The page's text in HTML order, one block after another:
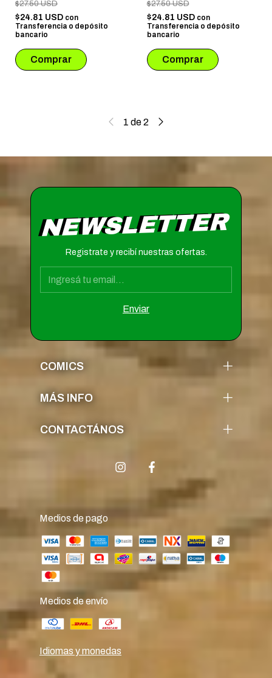
$27.50 USD
$24.81 USD con
Transferencia o depósito
bancario
$27.50 USD
$24.81 USD con
Transferencia o depósito
bancario
1 de2
NEWSLETTER
Registrate y recibí nuestras ofertas.
COMICS
MÁS INFO
CONTACTÁNOS
Medios de pago
Medios de envío
Idiomas y monedas